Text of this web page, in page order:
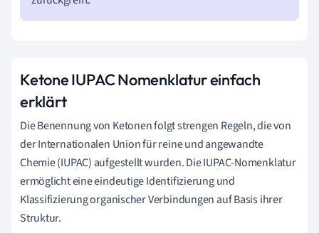
Ketone IUPAC Nomenklatur einfach
erklärt
Die Benennung von Ketonen folgt strengen Regeln, die von
der Internationalen Union für reine und angewandte
Chemie (IUPAC) aufgestellt wurden. Die IUPAC-Nomenklatur
ermöglicht eine eindeutige Identifizierung und
Klassifizierung organischer Verbindungen auf Basis ihrer
Struktur.